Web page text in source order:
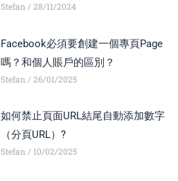
顯示異常，如何解決？
Stefan 28/11/2024
Facebook必須要創建一個專頁Page
嗎？和個人賬戶的區別？
Stefan 26/01/2025
如何禁止頁面URL結尾自動添加數字
（分頁URL）?
Stefan 10/02/2025